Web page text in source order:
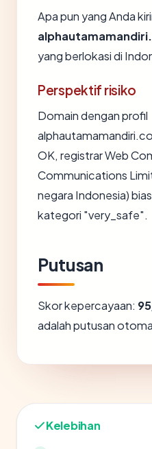
Apa pun yang Anda
yang berlokasi di
Perspektif risiko
Domain dengan profil
OK, registrar Web
Communications
negara Indonesia)
kategori "very_safe".
Putusan
Skor kepercayaan:
adalah putusan
Kelebihan